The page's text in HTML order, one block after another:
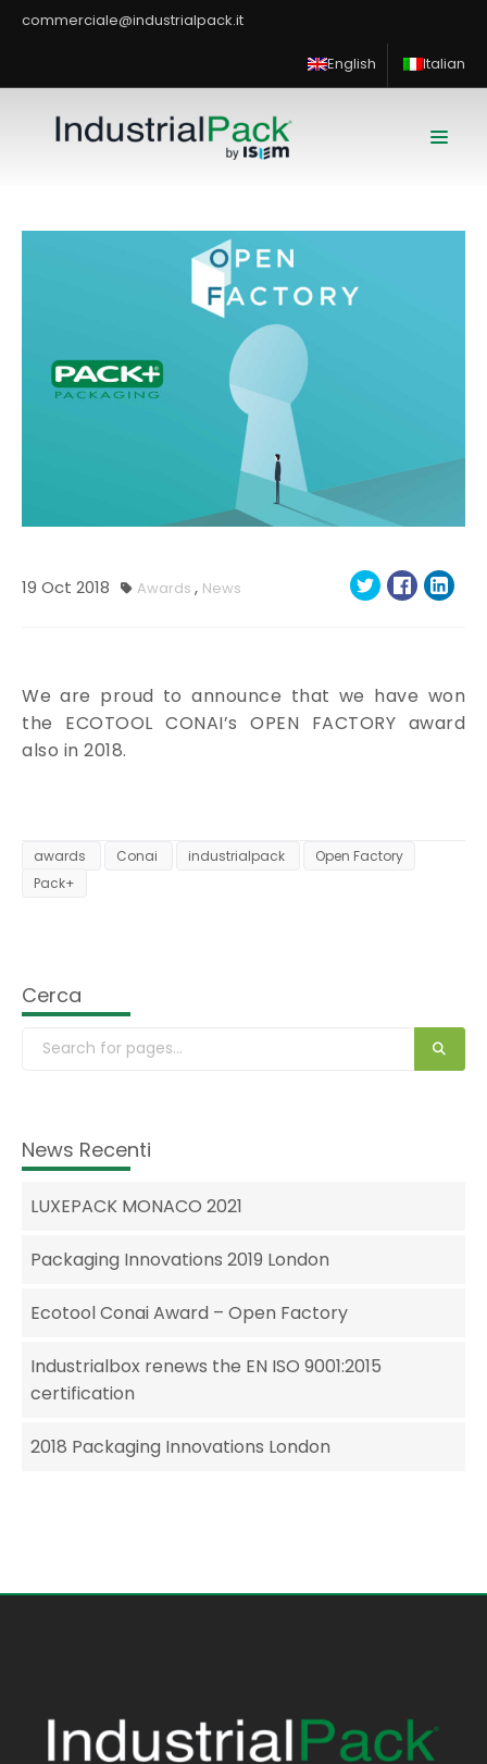
commerciale@industrialpack.it
English Italian
19 Oct 2018 Awards , News
We are proud to announce that we have won
the ECOTOOL CONAI’s OPEN FACTORY award
also in 2018.
awards Conai industrialpack
Open Factory
Pack+
Cerca
News Recenti
LUXEPACK MONACO 2021
Packaging Innovations 2019 London
Ecotool Conai Award – Open Factory
Industrialbox renews the EN ISO 9001:2015
certification
2018 Packaging Innovations London